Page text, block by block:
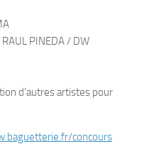
PINEDA / DW
d’autres artistes pour
concours